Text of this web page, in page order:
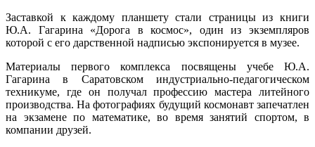
Заставкой к каждому планшету стали страницы из книги
Ю.А. Гагарина «Дорога в космос», один из экземпляров
которой с его дарственной надписью экспонируется в музее.
Материалы первого комплекса посвящены учебе Ю.А.
Гагарина в Саратовском индустриально-педагогическом
техникуме, где он получал профессию мастера литейного
производства. На фотографиях будущий космонавт запечатлен
на экзамене по математике, во время занятий спортом, в
компании друзей.